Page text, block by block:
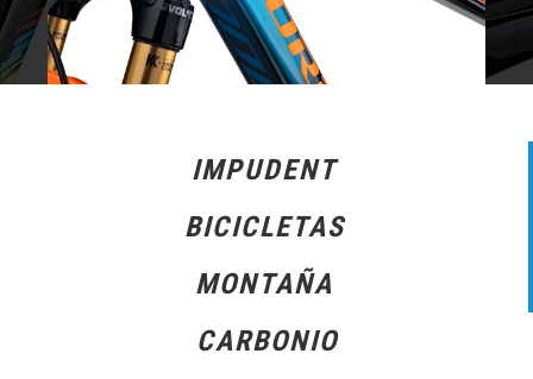
IMPUDENT
BICICLETAS
MONTAÑA
CARBONIO